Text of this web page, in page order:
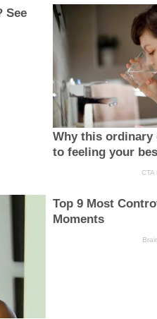
See
Why this
to feeling your
CTA
Top 9 Most
Moments